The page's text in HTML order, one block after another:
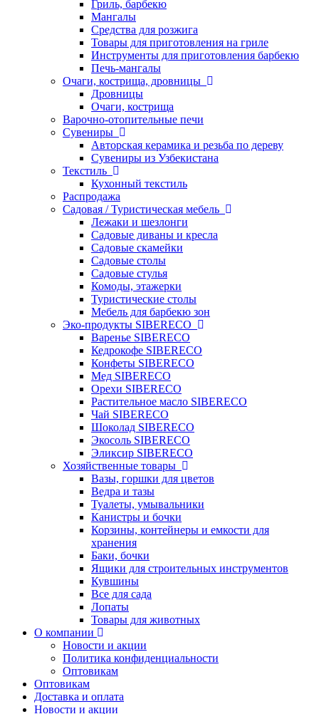
Гриль, барбекю
Мангалы
Средства для розжига
Товары для приготовления на гриле
Инструменты для приготовления барбекю
Печь-мангалы
Очаги, кострища, дровницы
Дровницы
Очаги, кострища
Варочно-отопительные печи
Сувениры
Авторская керамика и резьба по дереву
Сувениры из Узбекистана
Текстиль
Кухонный текстиль
Распродажа
Садовая / Туристическая мебель
Лежаки и шезлонги
Садовые диваны и кресла
Садовые скамейки
Садовые столы
Садовые стулья
Комоды, этажерки
Туристические столы
Мебель для барбекю зон
Эко-продукты SIBERECO
Варенье SIBERECO
Кедрокофе SIBERECO
Конфеты SIBERECO
Мед SIBERECO
Орехи SIBERECO
Растительное масло SIBERECO
Чай SIBERECO
Шоколад SIBERECO
Экосоль SIBERECO
Эликсир SIBERECO
Хозяйственные товары
Вазы, горшки для цветов
Ведра и тазы
Туалеты, умывальники
Канистры и бочки
Корзины, контейнеры и емкости для
хранения
Баки, бочки
Ящики для строительных инструментов
Кувшины
Все для сада
Лопаты
Товары для животных
О компании
Новости и акции
Политика конфиденциальности
Оптовикам
Оптовикам
Доставка и оплата
Новости и акции